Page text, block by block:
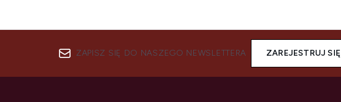
ZAPISZ SIĘ DO NASZEGO NEWSLETTERA ZAREJESTRUJ SIĘ